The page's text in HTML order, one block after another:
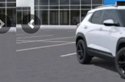
SuivantPrécédent